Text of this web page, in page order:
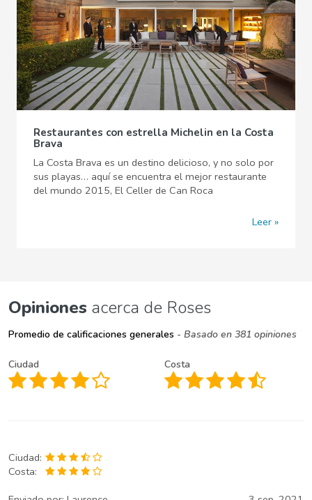
Restaurantes con estrella Michelin en la Costa
Brava
La Costa Brava es un destino delicioso, y no solo por
sus playas… aquí se encuentra el mejor restaurante
del mundo 2015, El Celler de Can Roca
Leer
Opiniones acerca de Roses
Promedio de calificaciones generales - Basado en 381 opiniones
Ciudad Costa
Ciudad:
Costa: